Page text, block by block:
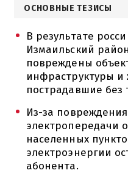
ОСНОВНЫЕ ТЕЗИСЫ
В результате
Измаильский
повреждены
инфраструктуры
пострадавшие без
Из-за
электропередачи
населенных
электроэнергии
абонента.